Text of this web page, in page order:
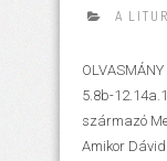
A
5.8b-
származó
Amikor